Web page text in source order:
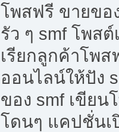
โพสฟรี ขายขอ
รัว ๆ smf โพส
เรียกลูกค้าโพส
ออนไลน์ให้ปัง
ของ smf เขียน
โดนๆ แคปชั่นเ